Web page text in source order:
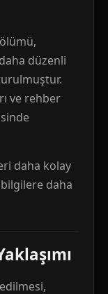
düzenli
ve rehber
daha kolay
daha